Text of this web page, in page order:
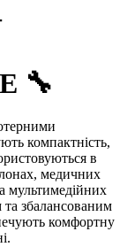
🔧
компактність,
в
медичних
мультимедійних
збалансованим
комфортну